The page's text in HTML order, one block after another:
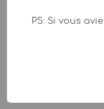
PS: Si vous